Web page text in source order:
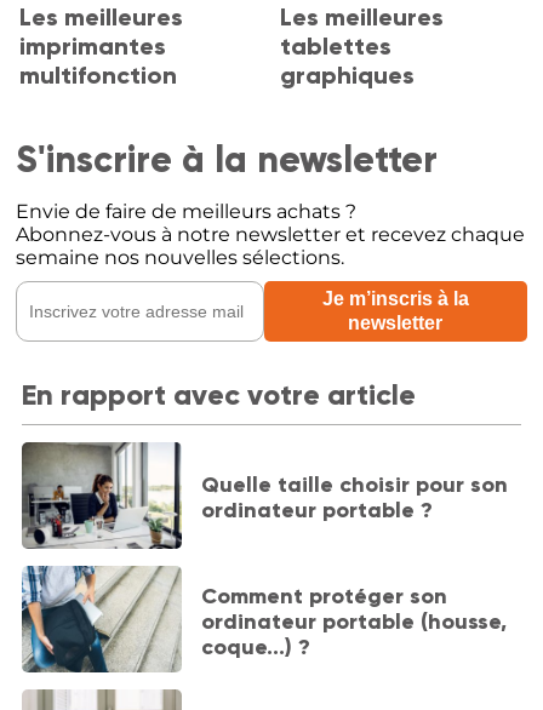
Les meilleures
imprimantes
multifonction
Les meilleures
tablettes
graphiques
S'inscrire à la newsletter
Envie de faire de meilleurs achats ?
Abonnez-vous à notre newsletter et recevez chaque
semaine nos nouvelles sélections.
En rapport avec votre article
Quelle taille choisir pour son
ordinateur portable ?
Comment protéger son
ordinateur portable (housse,
coque…) ?